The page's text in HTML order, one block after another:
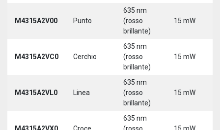
M4315A2V00 Punto
635 nm
(rosso
brillante)
15 mW
M4315A2VC0 Cerchio
635 nm
(rosso
brillante)
15 mW
M4315A2VL0 Linea
635 nm
(rosso
brillante)
15 mW
635 nm